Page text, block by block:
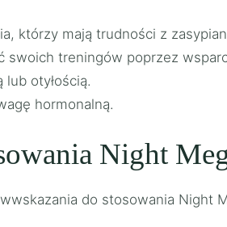
którzy mają trudności z
swoich treningów poprzez
otyłością.
hormonalną.
Night
do stosowania Night